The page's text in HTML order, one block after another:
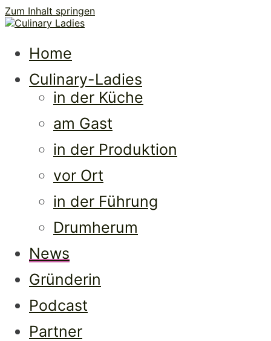
Zum Inhalt springen
Home
Culinary-Ladies
in der Küche
am Gast
in der Produktion
vor Ort
in der Führung
Drumherum
News
Gründerin
Podcast
Partner